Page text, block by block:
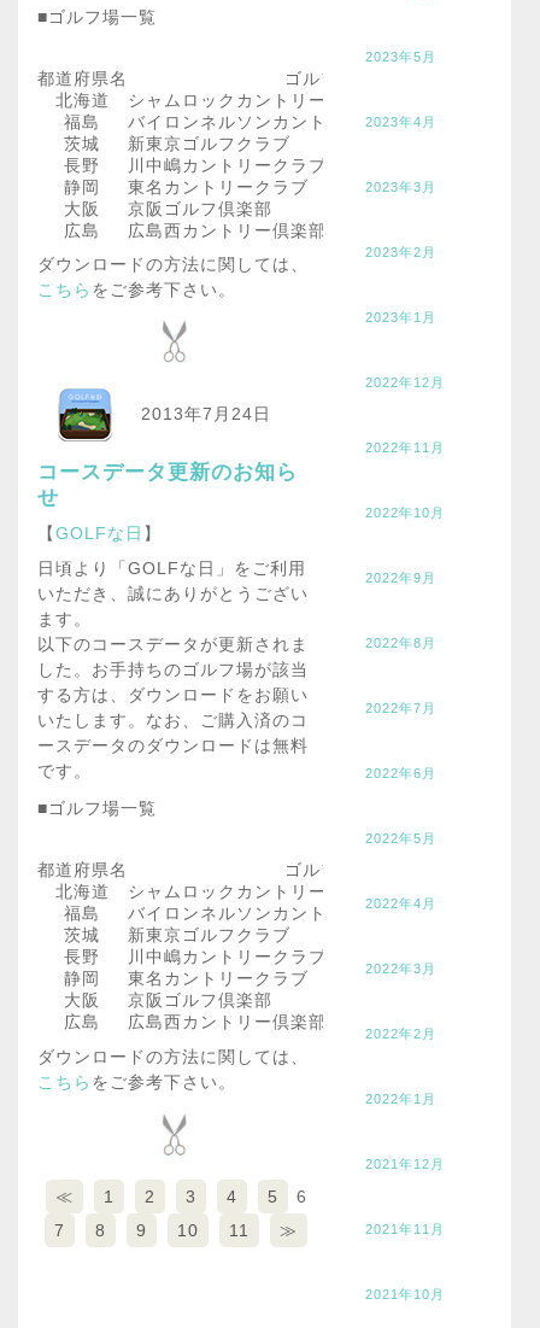
■ゴルフ場一覧
都道府県名
ゴルフ場名
北海道
シャムロックカントリー倶楽部 新千歳空港コース
福島
バイロンネルソンカントリークラブ
茨城
新東京ゴルフクラブ
長野
川中嶋カントリークラブ
静岡
東名カントリークラブ
大阪
京阪ゴルフ倶楽部
広島
広島西カントリー倶楽部
ダウンロードの方法に関しては、
こちら をご参考下さい。
2013年7月24日
コースデータ更新のお知ら
せ
【GOLFな日 】
日頃より「GOLFな日」をご利用
いただき、誠にありがとうござい
ます。
以下のコースデータが更新されま
した。お手持ちのゴルフ場が該当
する方は、ダウンロードをお願い
いたします。なお、ご購入済のコ
ースデータのダウンロードは無料
です。
■ゴルフ場一覧
都道府県名
ゴルフ場名
北海道
シャムロックカントリー倶楽部 新千歳空港コース
福島
バイロンネルソンカントリークラブ
茨城
新東京ゴルフクラブ
長野
川中嶋カントリークラブ
静岡
東名カントリークラブ
大阪
京阪ゴルフ倶楽部
広島
広島西カントリー倶楽部
ダウンロードの方法に関しては、
こちら をご参考下さい。
≪ 1 2 3 4 5
6
7
8 9 10 11 ≫
2023年5月
2023年4月
2023年3月
2023年2月
2023年1月
2022年12月
2022年11月
2022年10月
2022年9月
2022年8月
2022年7月
2022年6月
2022年5月
2022年4月
2022年3月
2022年2月
2022年1月
2021年12月
2021年11月
2021年10月